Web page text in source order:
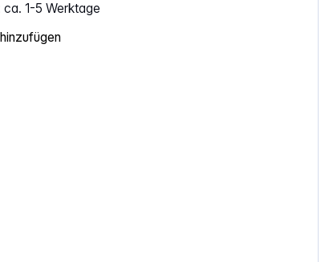
1-5 Werktage